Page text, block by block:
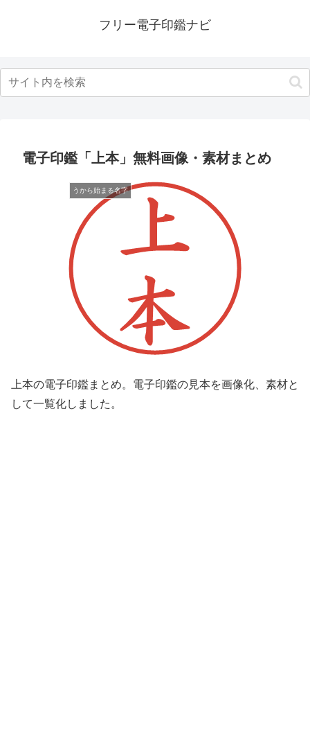
フリー電子印鑑ナビ
電子印鑑「上本」無料画像・素材まとめ
うから始まる名字
上本の電子印鑑まとめ。電子印鑑の見本を画像化、素材と
して一覧化しました。